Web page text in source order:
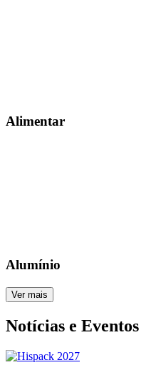
Alimentar
Alumínio
Ver mais
Notícias e Eventos